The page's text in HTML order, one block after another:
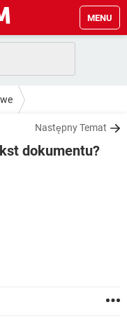
MENU
Następny Temat
dokumentu?